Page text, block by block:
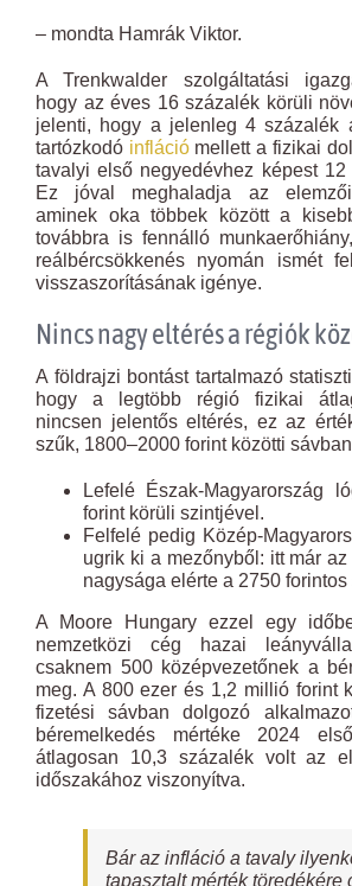
– mondta Hamrák Viktor.
A Trenkwalder szolgáltatási
hogy az éves 16 százalék körüli
jelenti, hogy a jelenleg 4 százalék
tartózkodó inflációmellett a fizikai
tavalyi első negyedévhez képest 12
Ez jóval meghaladja az elemzői
aminek oka többek között a
továbbra is fennálló
reálbércsökkenés nyomán ismét
visszaszorításának igénye.
Nincs nagy eltérés a régiók
A földrajzi bontást tartalmazó
hogy a legtöbb régió fizikai
nincsen jelentős eltérés, ez az
szűk, 1800–2000 forint közötti
Lefelé Észak-Magyarország
forint körüli szintjével.
Felfelé pedig Közép-
ugrik ki a mezőnyből: itt már
nagysága elérte a 2750 forintos
A Moore Hungary ezzel egy
nemzetközi cég hazai
csaknem 500 középvezetőnek a
meg. A 800 ezer és 1,2 millió forint
fizetési sávban dolgozó
béremelkedés mértéke 2024
átlagosan 10,3 százalék volt az
időszakához viszonyítva.
Bár az infláció a tavaly
tapasztalt mérték töredékére